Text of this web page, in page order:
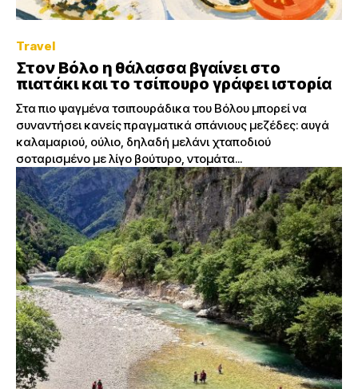
Travel
Στον Βόλο η θάλασσα βγαίνει στο
πιατάκι και το τσίπουρο γράφει ιστορία
Στα πιο ψαγμένα τσιπουράδικα του Βόλου μπορεί να
συναντήσει κανείς πραγματικά σπάνιους μεζέδες: αυγά
καλαμαριού, ούλιο, δηλαδή μελάνι χταποδιού
σοταρισμένο με λίγο βούτυρο, ντομάτα...